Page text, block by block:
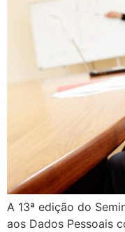
A 13ª edição do
aos Dados Pessoais